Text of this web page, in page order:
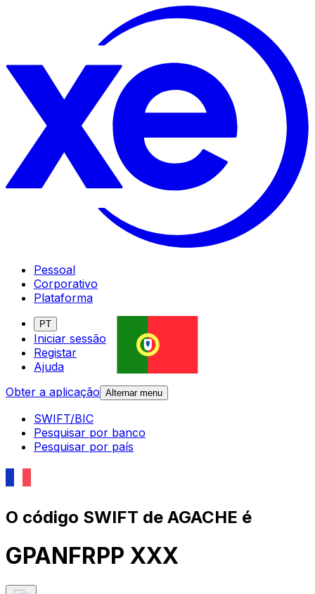
Pessoal
Corporativo
Plataforma
PT
Iniciar sessão
Registar
Ajuda
Obter a aplicação Alternar menu
SWIFT/BIC
Pesquisar por banco
Pesquisar por país
O código SWIFT de AGACHE é
GPANFRPP XXX